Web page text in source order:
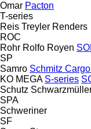
Omar Pacton
T-series
Reis Treyler Renders
ROC
Rohr Rolfo Royen
SP
Samro Schmitz
KO MEGA S-series
Schutz
SPA
Schweriner
SF